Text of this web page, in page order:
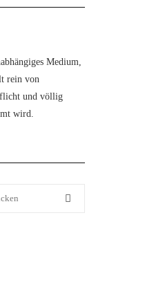
Medium,
rein von
und völlig
wird.